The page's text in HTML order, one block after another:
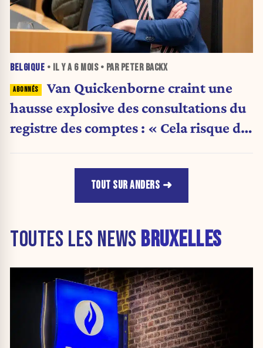
BELGIQUE • IL Y A 6 MOIS• PAR PETER BACKX
Van Quickenborne craint une
hausse explosive des consultations du
registre des comptes : « Cela risque de
TOUT SUR ANDERS
TOUTES LES NEWS BRUXELLES